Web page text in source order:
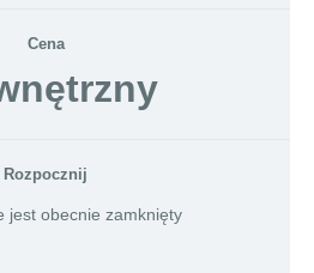
Cena
Rozpocznij
jest obecnie zamknięty